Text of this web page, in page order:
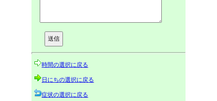
時間の選択に戻る
日にちの選択に戻る
症状の選択に戻る